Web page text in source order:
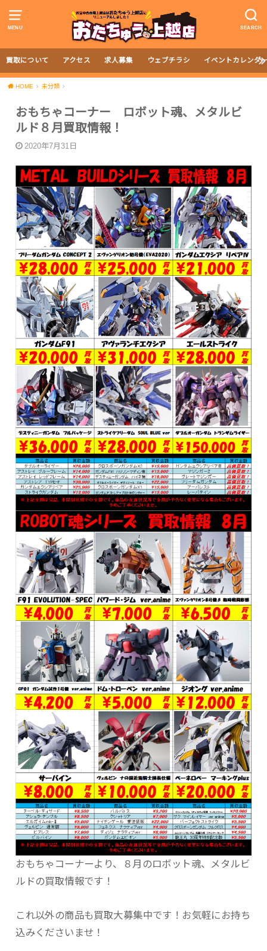
MENU SEARCH
買取について アクセス 求人募集 ウェブチラシ イベントカレンダ
HOME 未分類
おもちゃコーナー ロボット魂、メタルビ
ルド８月買取情報！
2020年7月31日
おもちゃコーナーより、８月のロボット魂、メタルビ
ルドの買取情報です！
これ以外の商品も買取大募集中です！お気軽にお持ち
込みくださいませ！